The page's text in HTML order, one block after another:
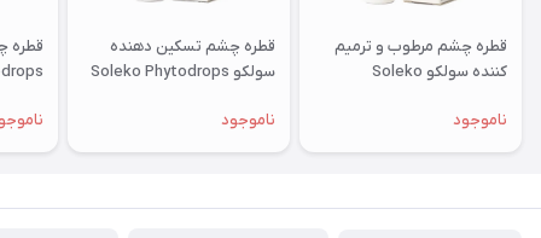
قطره چشم مرطوب و ترمیم
کننده سولکو Soleko
ناموجود
قطره چشم تسکین دهنده
سولکو Soleko Phytodrops
ناموجود
قطره